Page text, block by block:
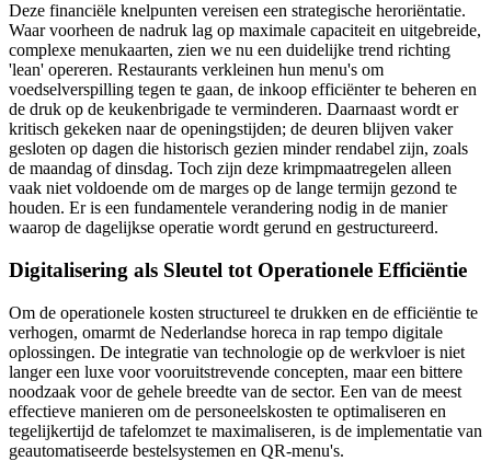
Deze financiële knelpunten vereisen een strategische heroriëntatie.
Waar voorheen de nadruk lag op maximale capaciteit en uitgebreide,
complexe menukaarten, zien we nu een duidelijke trend richting
'lean' opereren. Restaurants verkleinen hun menu's om
voedselverspilling tegen te gaan, de inkoop efficiënter te beheren en
de druk op de keukenbrigade te verminderen. Daarnaast wordt er
kritisch gekeken naar de openingstijden; de deuren blijven vaker
gesloten op dagen die historisch gezien minder rendabel zijn, zoals
de maandag of dinsdag. Toch zijn deze krimpmaatregelen alleen
vaak niet voldoende om de marges op de lange termijn gezond te
houden. Er is een fundamentele verandering nodig in de manier
waarop de dagelijkse operatie wordt gerund en gestructureerd.
Digitalisering als Sleutel tot Operationele Efficiëntie
Om de operationele kosten structureel te drukken en de efficiëntie te
verhogen, omarmt de Nederlandse horeca in rap tempo digitale
oplossingen. De integratie van technologie op de werkvloer is niet
langer een luxe voor vooruitstrevende concepten, maar een bittere
noodzaak voor de gehele breedte van de sector. Een van de meest
effectieve manieren om de personeelskosten te optimaliseren en
tegelijkertijd de tafelomzet te maximaliseren, is de implementatie van
geautomatiseerde bestelsystemen en QR-menu's.